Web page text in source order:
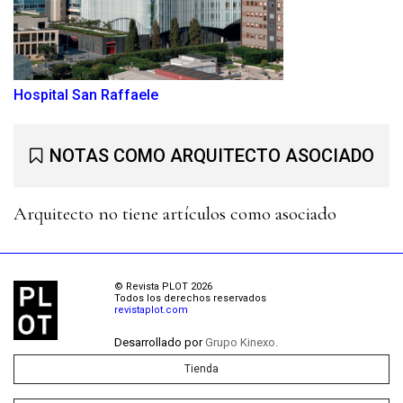
Hospital San Raffaele
NOTAS COMO ARQUITECTO ASOCIADO
Arquitecto no tiene artículos como asociado
© Revista PLOT 2026
Todos los derechos reservados
revistaplot.com
Desarrollado porGrupo Kinexo.
Tienda